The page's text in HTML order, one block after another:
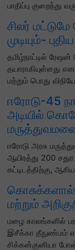
பாதிப்பு குறைந்து
சிலர்
முடியும்-
தமிழ்நாட்டில்
தயாராகியுள்ளது
மற்றும் பொது
ஈரோடு-45
அடியில்
ஈரோடு அரசு
ஆயிரத்து 200
கட்டிடத்திற்கு,
கொசுக்களால்
மற்றும்
மழை காலங்களில்
இசீக்கா தீநுண்மம்
சிக்கன்குனியா